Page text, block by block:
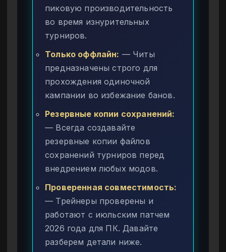
пиковую производительность
во время изнурительных
турниров.
Только оффлайн: — Читы
предназначены строго для
прохождения одиночной
кампании во избежание банов.
Резервные копии сохранений:
— Всегда создавайте
резервные копии файлов
сохранений турниров перед
внедрением любых модов.
Проверенная совместимость:
— Трейнеры проверены и
работают с июльским патчем
2026 года для ПК. Давайте
разберем детали ниже.